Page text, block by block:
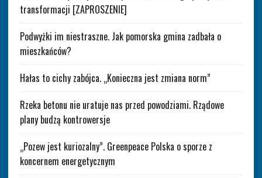
transformacji [ZAPROSZENIE]
Podwyżki im niestraszne. Jak pomorska gmina zadbała o
mieszkańców?
Hałas to cichy zabójca. „Konieczna jest zmiana norm”
Rzeka betonu nie uratuje nas przed powodziami. Rządowe
plany budzą kontrowersje
„Pozew jest kuriozalny”. Greenpeace Polska o sporze z
koncernem energetycznym